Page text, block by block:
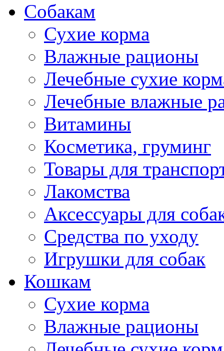
Собакам
Сухие корма
Влажные рационы
Лечебные сухие
Лечебные влажные
Витамины
Косметика, груминг
Товары для
Лакомства
Аксессуары для
Средства по уходу
Игрушки для собак
Кошкам
Сухие корма
Влажные рационы